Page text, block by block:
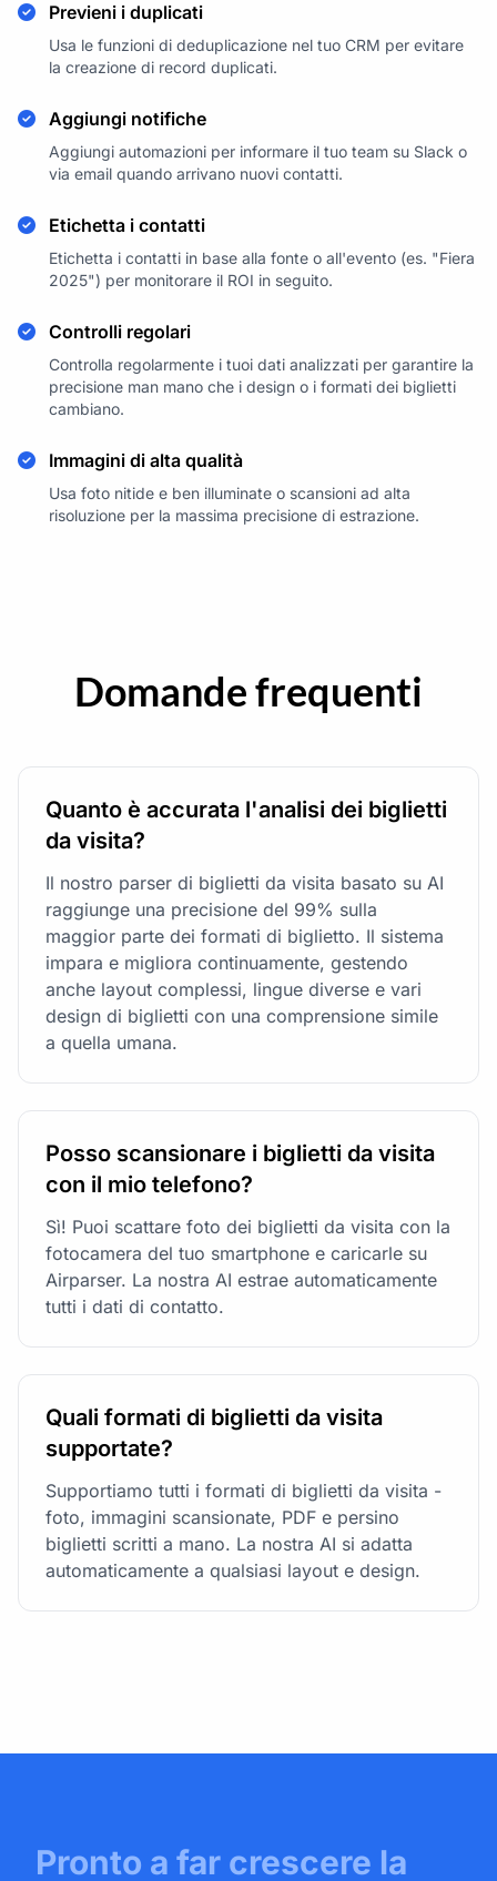
Previeni i duplicati
Usa le funzioni di deduplicazione nel tuo CRM per evitare
la creazione di record duplicati.
Aggiungi notifiche
Aggiungi automazioni per informare il tuo team su Slack o
via email quando arrivano nuovi contatti.
Etichetta i contatti
Etichetta i contatti in base alla fonte o all'evento (es. "Fiera
2025") per monitorare il ROI in seguito.
Controlli regolari
Controlla regolarmente i tuoi dati analizzati per garantire la
precisione man mano che i design o i formati dei biglietti
cambiano.
Immagini di alta qualità
Usa foto nitide e ben illuminate o scansioni ad alta
risoluzione per la massima precisione di estrazione.
Domande frequenti
Quanto è accurata l'analisi dei biglietti
da visita?
Il nostro parser di biglietti da visita basato su AI
raggiunge una precisione del 99% sulla
maggior parte dei formati di biglietto. Il sistema
impara e migliora continuamente, gestendo
anche layout complessi, lingue diverse e vari
design di biglietti con una comprensione simile
a quella umana.
Posso scansionare i biglietti da visita
con il mio telefono?
Sì! Puoi scattare foto dei biglietti da visita con la
fotocamera del tuo smartphone e caricarle su
Airparser. La nostra AI estrae automaticamente
tutti i dati di contatto.
Quali formati di biglietti da visita
supportate?
Supportiamo tutti i formati di biglietti da visita -
foto, immagini scansionate, PDF e persino
biglietti scritti a mano. La nostra AI si adatta
automaticamente a qualsiasi layout e design.
Pronto a far crescere la